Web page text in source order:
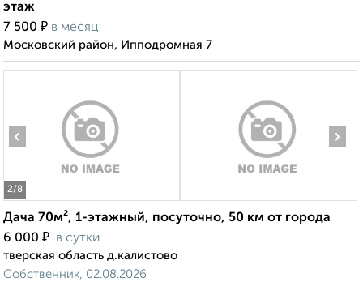
этаж
7 500 ₽ в месяц
Московский район, Ипподромная 7
2/8
‹ ›
Дача 70м², 1-этажный, посуточно, 50 км от города
6 000 ₽ в сутки
тверская область д.калистово
Собственник, 02.08.2026